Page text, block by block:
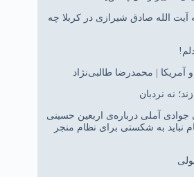
الله صادق شیرازی در کربلا چه
نه نردبان
آملی درباره‌ی اربعین حسینی
نباید به شکستی برای نظام منجر